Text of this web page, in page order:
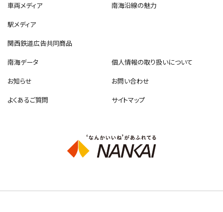
車両メディア
駅メディア
関西鉄道広告共同商品
南海沿線の魅力
南海データ
個人情報の取り扱いについて
お知らせ
お問い合わせ
よくあるご質問
サイトマップ